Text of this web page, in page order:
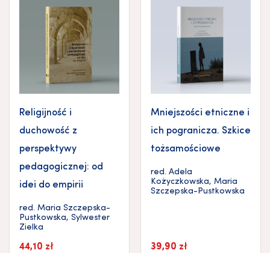
Religijność i
duchowość z
perspektywy
pedagogicznej: od
idei do empirii
red. Maria Szczepska-
Pustkowska, Sylwester
Zielka
44,10 zł
Mniejszości etniczne i
ich pogranicza. Szkice
tożsamościowe
red. Adela
Kożyczkowska, Maria
Szczepska-Pustkowska
39,90 zł